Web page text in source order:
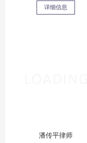
详细信息
潘传平律师